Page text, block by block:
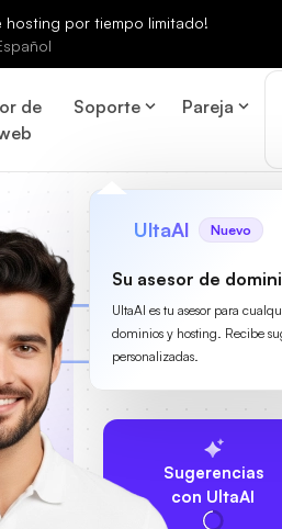
hosting por tiempo limitado!
de
Soporte Pareja
UltaAI Nuevo
Su asesor de
UltaAI es tu asesor para
dominios y hosting. Recibe
personalizadas.
Sugerencias
con UltaAI